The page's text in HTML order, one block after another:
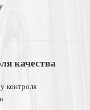
качества
контроля